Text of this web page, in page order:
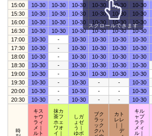
15:00
10-30 10-30 10-30 10-30 10-30 10-30
15:30
10-30 10-30 10-30 10-30 10-30 10-30
16:00
10-30 10-30 10-30 10-30 10-30 10-30
16:30
10-30 10-30 10-30 10-30 10-30 10-30
17:00
10-30 - 10-30 10-30 10-30 10-30
17:30
10-30 - 10-30 10-30 10-30 10-30
18:00
10-30 - 10-30 10-30 10-30 10-30
18:30
10-30 - 10-30 10-30 10-30 10-30
19:00
10-30 - 10-30 10-30 10-30 10-30
19:30
10-30 - 10-30 - - 10-30
20:00
10-30 - 10-30 - - 10-30
20:30
10-30 - 10-30 - - 10-30
時
キス
ャウ
ラィ
メ｜
ルト
抹カ
茶フ
ホェ
ワオ
イ｜
しガ
ょゼ
う｜
ゆボ
ブク
ラッ
ック
クハ
カト
レレ
｜｜
デ
キル
ャプ
ラテ
メィ
ル｜
スクロールできます